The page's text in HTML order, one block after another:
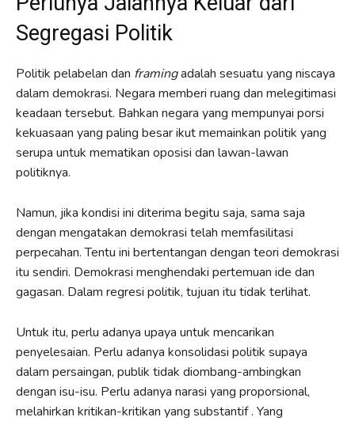
Segregasi Politik
Politik pelabelan dan framingadalah sesuatu yang niscaya
dalam demokrasi. Negara memberi ruang dan melegitimasi
keadaan tersebut. Bahkan negara yang mempunyai porsi
kekuasaan yang paling besar ikut memainkan politik yang
serupa untuk mematikan oposisi dan lawan-lawan
politiknya.
Namun, jika kondisi ini diterima begitu saja, sama saja
dengan mengatakan demokrasi telah memfasilitasi
perpecahan. Tentu ini bertentangan dengan teori demokrasi
itu sendiri. Demokrasi menghendaki pertemuan ide dan
gagasan. Dalam regresi politik, tujuan itu tidak terlihat.
Untuk itu, perlu adanya upaya untuk mencarikan
penyelesaian. Perlu adanya konsolidasi politik supaya
dalam persaingan, publik tidak diombang-ambingkan
dengan isu-isu. Perlu adanya narasi yang proporsional,
melahirkan kritikan-kritikan yang substantif . Yang